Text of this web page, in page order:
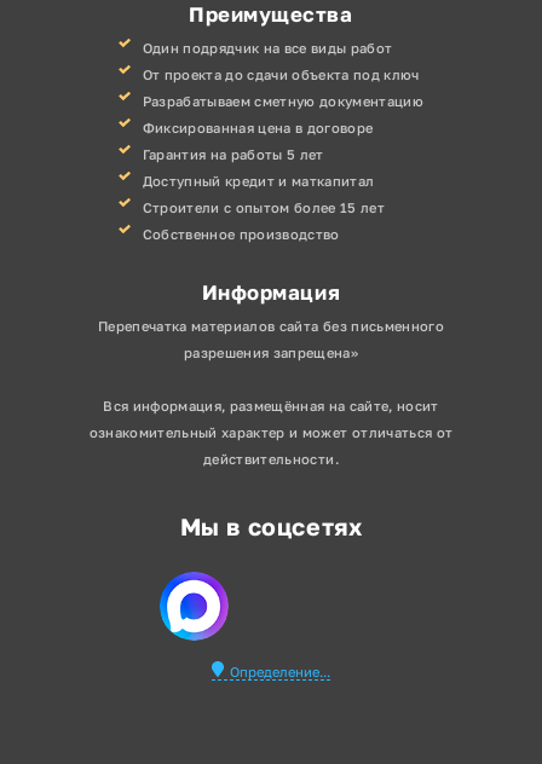
Мы в соцсетях
Определение...
Преимущества
Один подрядчик на все виды работ
От проекта до сдачи объекта под ключ
Разрабатываем сметную документацию
Фиксированная цена в договоре
Гарантия на работы 5 лет
Доступный кредит и маткапитал
Строители с опытом более 15 лет
Собственное производство
Информация
Перепечатка материалов сайта без письменного
разрешения запрещена»
Вся информация, размещённая на сайте, носит
ознакомительный характер и может отличаться от
действительности.